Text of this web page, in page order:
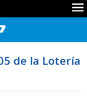
de la Lotería